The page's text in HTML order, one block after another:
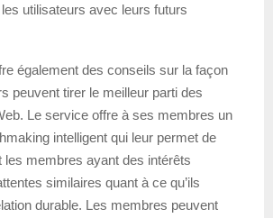
utilisateurs avec leurs futurs
également des conseils sur la façon
peuvent tirer le meilleur parti des
Le service offre à ses membres un
intelligent qui leur permet de
les membres ayant des intérêts
similaires quant à ce qu’ils
durable. Les membres peuvent